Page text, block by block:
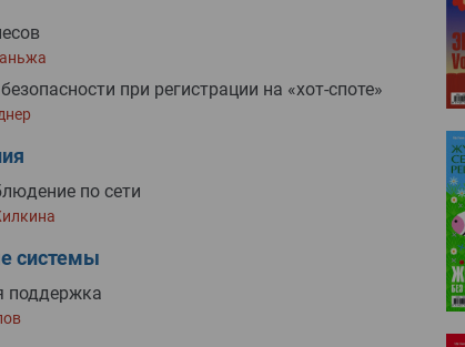
при регистрации на «хот-споте»
по сети
системы
поддержка